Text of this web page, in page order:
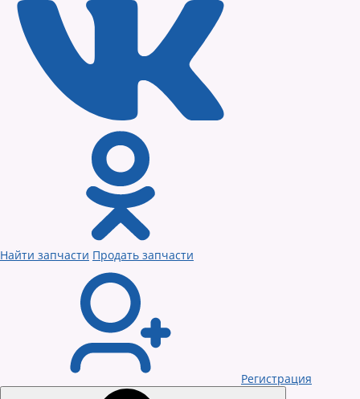
Найти запчасти Продать запчасти
Регистрация